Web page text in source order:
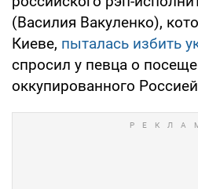
(Василия Вакуленко),
Киеве, пыталась избить
спросил у певца о
оккупированного